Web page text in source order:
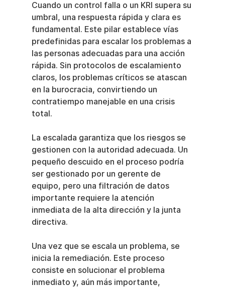
Cuando un control falla o un KRI supera su
umbral, una respuesta rápida y clara es
fundamental. Este pilar establece vías
predefinidas para escalar los problemas a
las personas adecuadas para una acción
rápida. Sin protocolos de escalamiento
claros, los problemas críticos se atascan
en la burocracia, convirtiendo un
contratiempo manejable en una crisis
total.
La escalada garantiza que los riesgos se
gestionen con la autoridad adecuada. Un
pequeño descuido en el proceso podría
ser gestionado por un gerente de
equipo, pero una filtración de datos
importante requiere la atención
inmediata de la alta dirección y la junta
directiva.
Una vez que se escala un problema, se
inicia la remediación. Este proceso
consiste en solucionar el problema
inmediato y, aún más importante,